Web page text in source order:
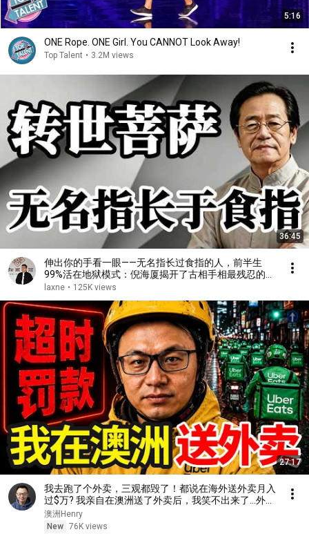
5:16
ONE Rope. ONE Girl. You CANNOT Look Away!
Top Talent • 3.2M views
36:45
伸出你的手看一眼——无名指长过食指的人，前半生
99%活在地狱模式：倪海厦揭开了古相手相最残忍的真
相 #无名指 #食指 #手相 #倪海厦 #地狱模式 #前半生
laxne • 125K views
27:17
我去跑了个外卖，三观都毁了！都说在海外送外卖月入
过$万? 我亲自在澳洲送了外卖后，我笑不出来了…外卖
骑手真实收入，时薪大揭秘，看完你别不信。
澳洲Henry
New 76K views